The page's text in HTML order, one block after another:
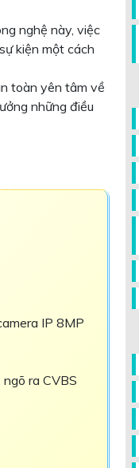
nghệ này, việc
kiện một cách
toàn yên tâm về
những điều
IP 8MP
ra CVBS